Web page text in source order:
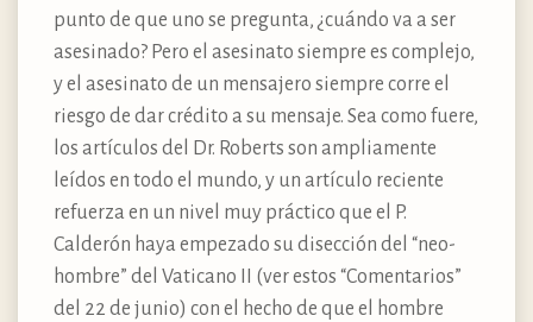
punto de que uno se pregunta, ¿cuándo va a ser
asesinado? Pero el asesinato siempre es complejo,
y el asesinato de un mensajero siempre corre el
riesgo de dar crédito a su mensaje. Sea como fuere,
los artículos del Dr. Roberts son ampliamente
leídos en todo el mundo, y un artículo reciente
refuerza en un nivel muy práctico que el P.
Calderón haya empezado su disección del “neo-
hombre” del Vaticano II (ver estos “Comentarios”
del 22 de junio) con el hecho de que el hombre